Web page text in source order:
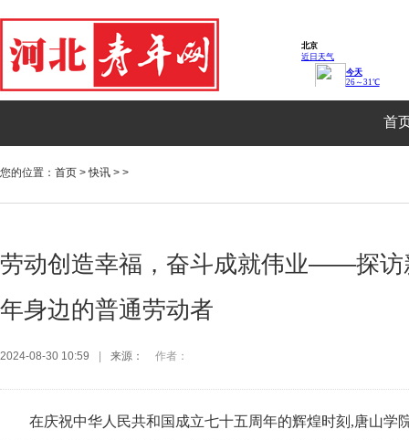
首
您的位置： 首页 >快讯 > >
劳动创造幸福，奋斗成就伟业——探访
年身边的普通劳动者
2024-08-30 10:59 来源： 作者：
在庆祝中华人民共和国成立七十五周年的辉煌时刻,唐山学